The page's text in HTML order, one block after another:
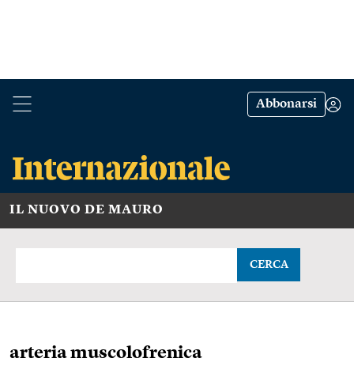
Abbonarsi
IL NUOVO DE MAURO
CERCA
arteria muscolofrenica